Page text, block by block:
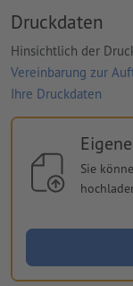
Druckdaten
Hinsichtlich der
Vereinbarung zur
Ihre Druckdaten
Sie